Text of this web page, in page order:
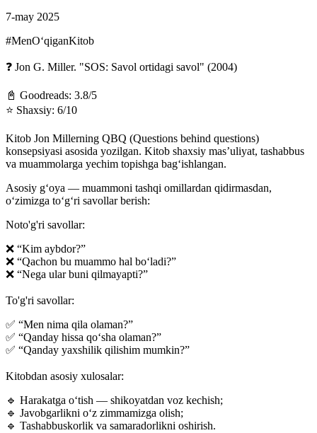
7-may 2025
#MenOʻqiganKitob
❓ Jon G. Miller. "SOS: Savol ortidagi savol" (2004)
📓 Goodreads: 3.8/5
⭐️ Shaxsiy: 6/10
Kitob Jon Millerning QBQ (Questions behind questions)
konsepsiyasi asosida yozilgan. Kitob shaxsiy mas’uliyat, tashabbus
va muammolarga yechim topishga bag‘ishlangan.
Asosiy g‘oya — muammoni tashqi omillardan qidirmasdan,
o‘zimizga to‘g‘ri savollar berish:
Noto'g'ri savollar:
❌ “Kim aybdor?”
❌ “Qachon bu muammo hal bo‘ladi?”
❌ “Nega ular buni qilmayapti?”
To'g'ri savollar:
✅ “Men nima qila olaman?”
✅ “Qanday hissa qo‘sha olaman?”
✅ “Qanday yaxshilik qilishim mumkin?”
Kitobdan asosiy xulosalar:
🔹 Harakatga o‘tish — shikoyatdan voz kechish;
🔹 Javobgarlikni o‘z zimmamizga olish;
🔹 Tashabbuskorlik va samaradorlikni oshirish.